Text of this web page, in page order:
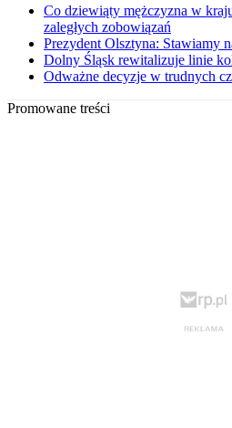
Co dziewiąty mężczyzna w
zaległych zobowiązań
Prezydent Olsztyna: Stawiamy
Dolny Śląsk rewitalizuje linie
Odważne decyzje w trudnych
Promowane treści